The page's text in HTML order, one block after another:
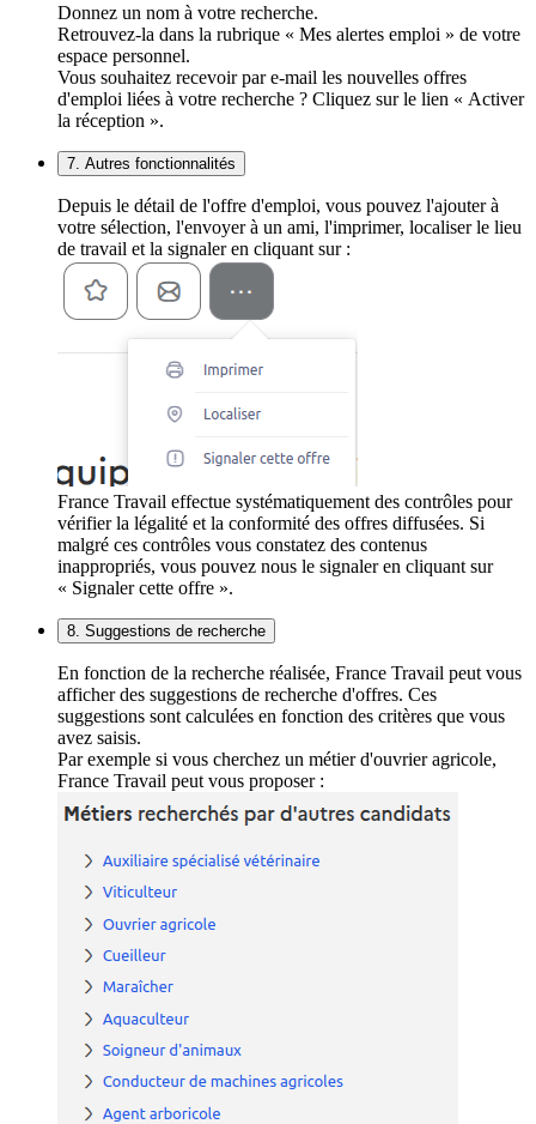
Donnez un nom à votre recherche.
Retrouvez-la dans la rubrique « Mes alertes emploi » de votre
espace personnel.
Vous souhaitez recevoir par e-mail les nouvelles offres
d'emploi liées à votre recherche ? Cliquez sur le lien « Activer
la réception ».
7. Autres fonctionnalités
Depuis le détail de l'offre d'emploi, vous pouvez l'ajouter à
votre sélection, l'envoyer à un ami, l'imprimer, localiser le lieu
de travail et la signaler en cliquant sur :
France Travail effectue systématiquement des contrôles pour
vérifier la légalité et la conformité des offres diffusées. Si
malgré ces contrôles vous constatez des contenus
inappropriés, vous pouvez nous le signaler en cliquant sur
« Signaler cette offre ».
8. Suggestions de recherche
En fonction de la recherche réalisée, France Travail peut vous
afficher des suggestions de recherche d'offres. Ces
suggestions sont calculées en fonction des critères que vous
avez saisis.
Par exemple si vous cherchez un métier d'ouvrier agricole,
France Travail peut vous proposer :